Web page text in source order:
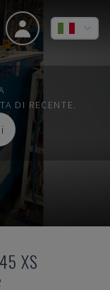
DI RECENTE.
XS